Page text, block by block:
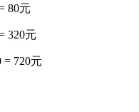
80元
320元
= 720元